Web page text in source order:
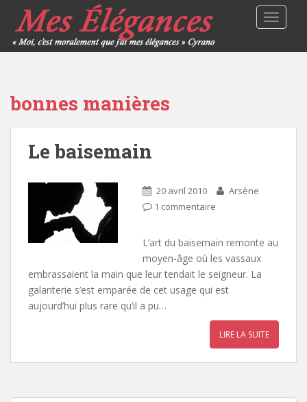
bonnes manières
Le baisemain
20 avril 2010
Arsène
1 commentaire
L’art du baisemain remonte au
moyen-âge où les vassaux
embrassaient la main que leur tendait le seigneur. La
galanterie s’est emparée de cet usage qui est
aujourd’hui plus rare qu’il a pu…
LIRE LA SUITE